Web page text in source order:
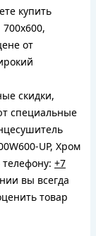
купить
от
скидки,
специальные
UP, Хром
+7
вы всегда
товар